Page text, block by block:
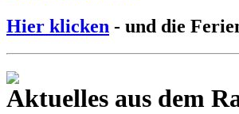
Hier klicken - und die
Aktuelles aus dem